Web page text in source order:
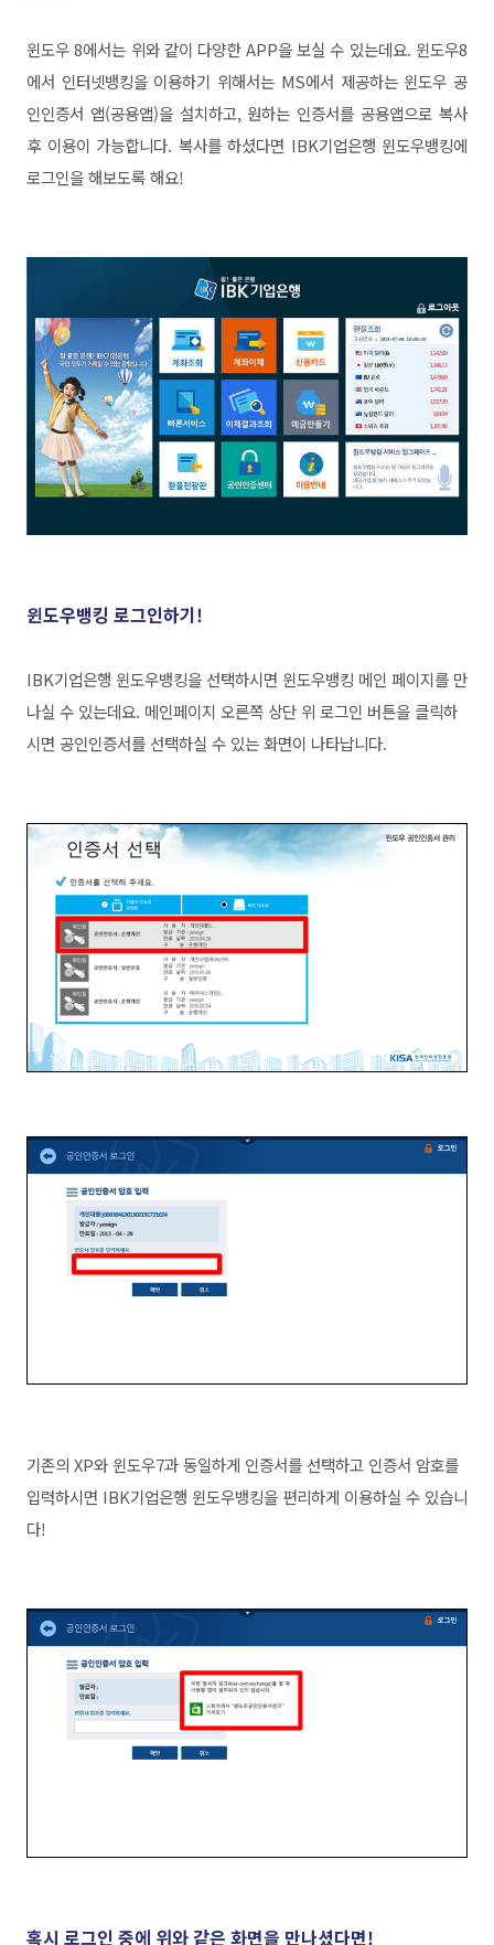
윈도우 8에서는 위와 같이 다양한 APP을 보실 수 있는데요. 윈도우8
에서 인터넷뱅킹을 이용하기 위해서는 MS에서 제공하는 윈도우 공
인인증서 앱(공용앱)을 설치하고, 원하는 인증서를 공용앱으로 복사
후 이용이 가능합니다. 복사를 하셨다면 IBK기업은행 윈도우뱅킹에
로그인을 해보도록 해요!
윈도우뱅킹 로그인하기!
IBK기업은행 윈도우뱅킹을 선택하시면 윈도우뱅킹 메인 페이지를 만
나실 수 있는데요. 메인페이지 오른쪽 상단 위 로그인 버튼을 클릭하
시면 공인인증서를 선택하실 수 있는 화면이 나타납니다.
기존의 XP와 윈도우7과 동일하게 인증서를 선택하고 인증서 암호를
입력하시면 IBK기업은행 윈도우뱅킹을 편리하게 이용하실 수 있습니
다!
혹시 로그인 중에 위와같은 화면을 만나셨다면!